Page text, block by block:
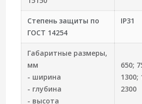
Степень защиты по
ГОСТ 14254
IP31
Габаритные размеры,
мм
- ширина
- глубина
- высота
650;
1300;
2300